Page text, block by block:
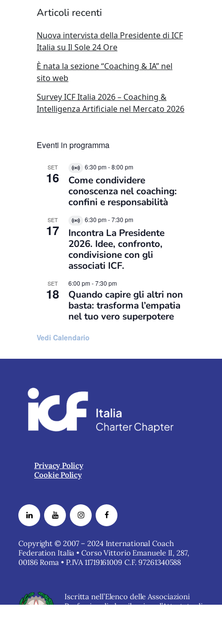
Articoli recenti
Nuova intervista della Presidente di ICF
Italia su Il Sole 24 Ore
È nata la sezione “Coaching & IA” nel
sito web
Survey ICF Italia 2026 – Coaching &
Intelligenza Artificiale nel Mercato 2026
Eventi in programma
SET
16
Virtual
Evento
6:30 pm-8:00 pm
Come condividere
conoscenza nel coaching:
confini e responsabilità
SET
17
Virtual
Evento
6:30 pm-7:30 pm
Incontra La Presidente
2026. Idee, confronto,
condivisione con gli
associati ICF.
SET
18
6:00 pm-7:30 pm
Quando capire gli altri non
basta: trasforma l’empatia
nel tuo vero superpotere
Vedi Calendario
Privacy Policy
Cookie Policy
Copyright © 2007 – 2024 International Coach
Federation Italia • Corso Vittorio Emanuele II, 287,
00186 Roma • P.IVA 11719161009 C.F. 97261340588
Iscritta nell’Elenco delle Associazioni
Professionali che rilasciano l’Attestato di